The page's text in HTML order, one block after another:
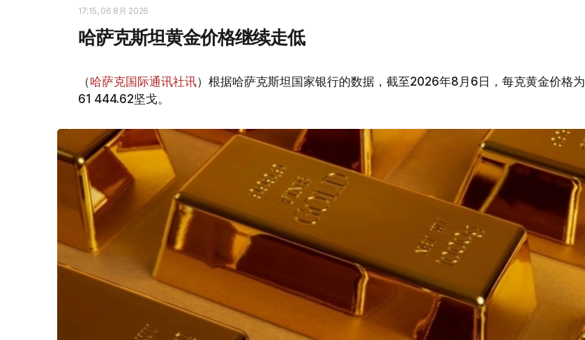
17:15, 06 8月 2026
哈萨克斯坦黄金价格继续走低
（哈萨克国际通讯社讯）根据哈萨克斯坦国家银行的数据，截至2026年8月6日，每克黄金价格为
61 444.62坚戈。